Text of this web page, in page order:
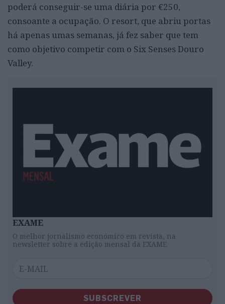
poderá conseguir-se uma diária por €250,
consoante a ocupação. O resort, que abriu portas
há apenas umas semanas, já fez saber que tem
como objetivo competir com o Six Senses Douro
Valley.
EXAME
O melhor jornalismo económico em revista, na
newsletter sobre a edição mensal da EXAME
SUBSCREVER